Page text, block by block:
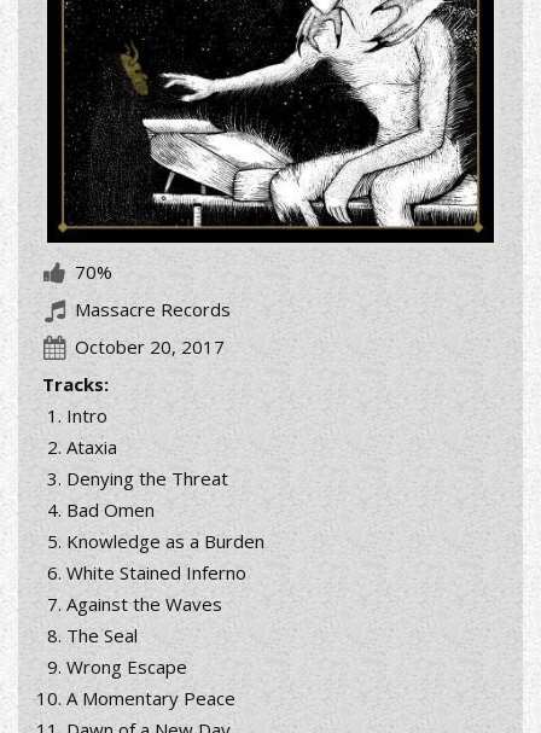
70%
Massacre Records
October 20, 2017
Tracks:
Intro
Ataxia
Denying the Threat
Bad Omen
Knowledge as a Burden
White Stained Inferno
Against the Waves
The Seal
Wrong Escape
A Momentary Peace